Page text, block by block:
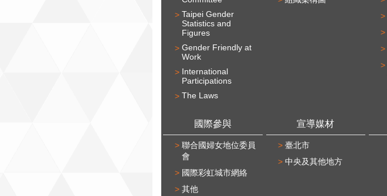
Taipei Gender
Statistics and
Figures
Gender Friendly at
Work
International
Participations
The Laws
國際參與
聯合國婦女地位委員
會
國際彩虹城市網絡
其他
宣導媒材
臺北市
中央及其他地方